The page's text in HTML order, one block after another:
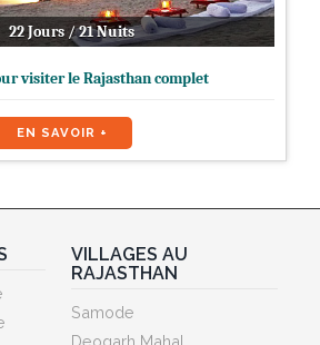
22 Jours / 21 Nuits
visiter le Rajasthan complet
EN SAVOIR +
VILLAGES AU
RAJASTHAN
Samode
Deogarh Mahal